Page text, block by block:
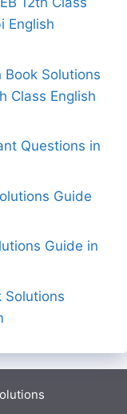
English
Book Solutions
Class English
Questions in
Guide
Guide in
Solutions